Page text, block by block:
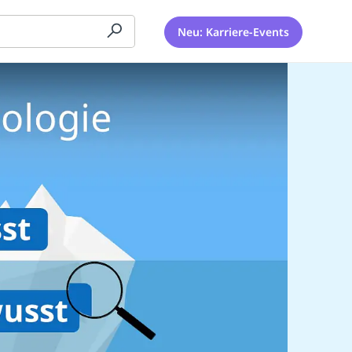
Neu: Karriere-Events